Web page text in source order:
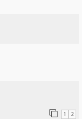
1 2